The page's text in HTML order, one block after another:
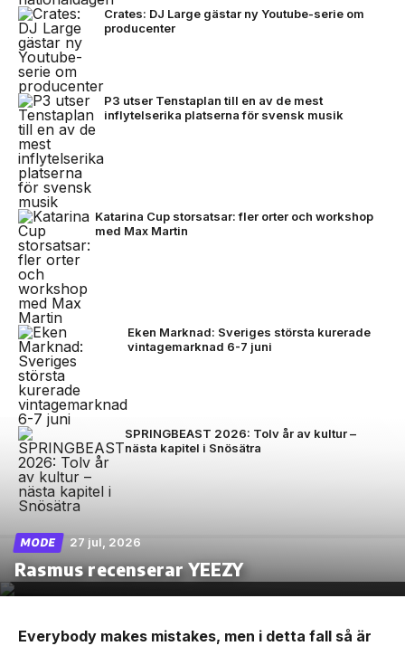
Crates: DJ Large gästar ny Youtube-serie om
producenter
P3 utser Tenstaplan till en av de mest
inflytelserika platserna för svensk musik
Katarina Cup storsatsar: fler orter och workshop
med Max Martin
Eken Marknad: Sveriges största kurerade
vintagemarknad 6-7 juni
SPRINGBEAST 2026: Tolv år av kultur –
nästa kapitel i Snösätra
MODE 27 jul, 2026
Rasmus recenserar YEEZY
Everybody makes mistakes, men i detta fall så är